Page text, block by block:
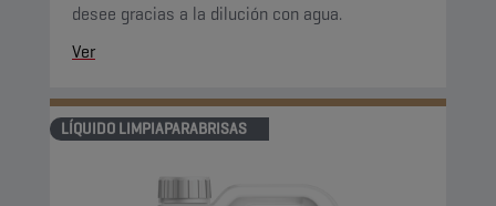
desee gracias a la dilución con agua.
Ver
LÍQUIDO LIMPIAPARABRISAS